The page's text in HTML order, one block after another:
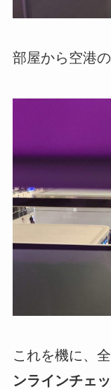
部屋から空港
これを機に、
ンラインチェ